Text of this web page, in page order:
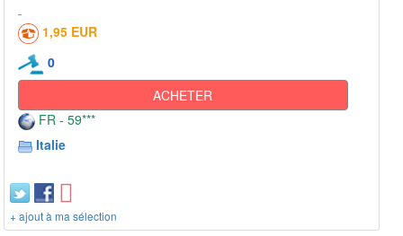
1,95 EUR
0
ACHETER
FR - 59***
Italie
+ ajout à ma sélection